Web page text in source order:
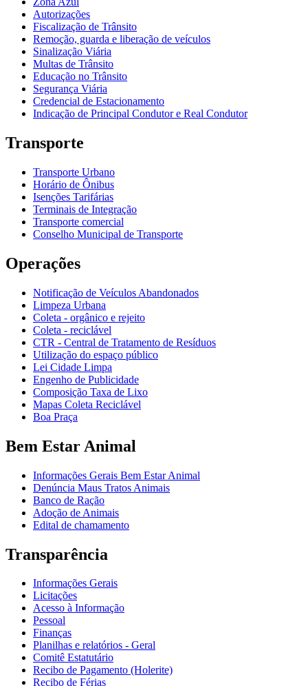
Autorizações
Fiscalização de Trânsito
Remoção, guarda e liberação de veículos
Sinalização Viária
Multas de Trânsito
Educação no Trânsito
Segurança Viária
Credencial de Estacionamento
Indicação de Principal Condutor e Real Condutor
Transporte
Transporte Urbano
Horário de Ônibus
Isenções Tarifárias
Terminais de Integração
Transporte comercial
Conselho Municipal de Transporte
Operações
Notificação de Veículos Abandonados
Limpeza Urbana
Coleta - orgânico e rejeito
Coleta - reciclável
CTR - Central de Tratamento de Resíduos
Utilização do espaço público
Lei Cidade Limpa
Engenho de Publicidade
Composição Taxa de Lixo
Mapas Coleta Reciclável
Boa Praça
Bem Estar Animal
Informações Gerais Bem Estar Animal
Denúncia Maus Tratos Animais
Banco de Ração
Adoção de Animais
Edital de chamamento
Transparência
Informações Gerais
Licitações
Acesso à Informação
Pessoal
Finanças
Planilhas e relatórios - Geral
Comitê Estatutário
Recibo de Pagamento (Holerite)
Recibo de Férias